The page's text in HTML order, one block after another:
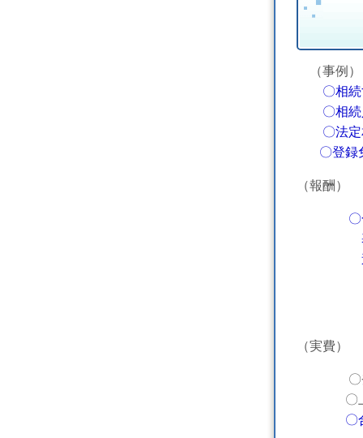
（事例）
〇相
〇相続人
〇法定
〇登録免
（報酬）
基本
追加報
（実費）
〇登録
〇上記